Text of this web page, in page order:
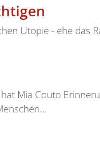
Utopie - ehe das
Mia Couto